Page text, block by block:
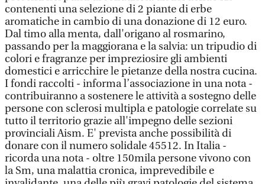
contenenti una selezione di 2 piante di erbe
aromatiche in cambio di una donazione di 12 euro.
Dal timo alla menta, dall'origano al rosmarino,
passando per la maggiorana e la salvia: un tripudio di
colori e fragranze per impreziosire gli ambienti
domestici e arricchire le pietanze della nostra cucina.
I fondi raccolti - informa l’associazione in una nota -
contribuiranno a sostenere le attività a sostegno delle
persone con sclerosi multipla e patologie correlate su
tutto il territorio grazie all'impegno delle sezioni
provinciali Aism. E' prevista anche possibilità di
donare con il numero solidale 45512. In Italia -
ricorda una nota - oltre 150mila persone vivono con
la Sm, una malattia cronica, imprevedibile e